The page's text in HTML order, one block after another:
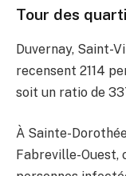
Tour des
Duvernay, Saint-
recensent 2114
soit un ratio de
À Sainte-
Fabreville-Ouest,